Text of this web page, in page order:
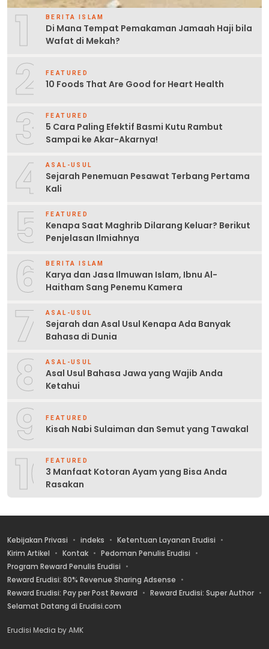
1 BERITA ISLAM
Di Mana Tempat Pemakaman Jamaah Haji bila
Wafat di Mekah?
2 FEATURED
10 Foods That Are Good for Heart Health
3 FEATURED
5 Cara Paling Efektif Basmi Kutu Rambut
Sampai ke Akar-Akarnya!
4 ASAL-USUL
Sejarah Penemuan Pesawat Terbang Pertama
Kali
5 FEATURED
Kenapa Saat Maghrib Dilarang Keluar? Berikut
Penjelasan Ilmiahnya
6 BERITA ISLAM
Karya dan Jasa Ilmuwan Islam, Ibnu Al-
Haitham Sang Penemu Kamera
7 ASAL-USUL
Sejarah dan Asal Usul Kenapa Ada Banyak
Bahasa di Dunia
8 ASAL-USUL
Asal Usul Bahasa Jawa yang Wajib Anda
Ketahui
9 FEATURED
Kisah Nabi Sulaiman dan Semut yang Tawakal
10FEATURED
3 Manfaat Kotoran Ayam yang Bisa Anda
Rasakan
Kebijakan Privasi indeks
Ketentuan Layanan Erudisi
Kirim Artikel
Kontak
Pedoman Penulis Erudisi
Program Reward Penulis Erudisi
Reward Erudisi: 80% Revenue Sharing Adsense
Reward Erudisi: Pay per Post Reward
Reward Erudisi: Super Author
Selamat Datang di Erudisi.com
Erudisi Media by AMK